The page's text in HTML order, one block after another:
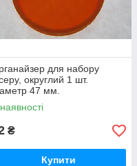
для набору
округлий 1 шт.
47 мм.
₴
Купити